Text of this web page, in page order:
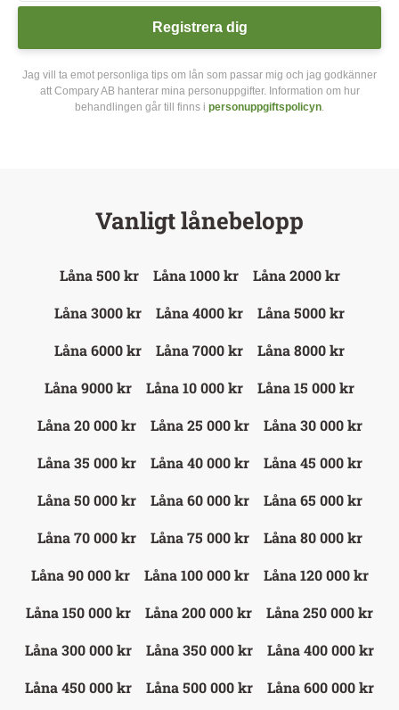
Registrera dig
Jag vill ta emot personliga tips om lån som passar mig och jag godkänner
att Compary AB hanterar mina personuppgifter. Information om hur
behandlingen går till finns i personuppgiftspolicyn
Vanligt lånebelopp
Låna 500 kr Låna 1000 kr
Låna 2000 kr
Låna 3000 kr
Låna 4000 kr
Låna 5000 kr
Låna 6000 kr
Låna 7000 kr
Låna 8000 kr
Låna 9000 kr
Låna 10 000 kr
Låna 15 000 kr
Låna 20 000 kr
Låna 25 000 kr
Låna 30 000 kr
Låna 35 000 kr
Låna 40 000 kr
Låna 45 000 kr
Låna 50 000 kr
Låna 60 000 kr
Låna 65 000 kr
Låna 70 000 kr
Låna 75 000 kr
Låna 80 000 kr
Låna 90 000 kr
Låna 100 000 kr
Låna 120 000 kr
Låna 150 000 kr
Låna 200 000 kr
Låna 250 000 kr
Låna 300 000 kr
Låna 350 000 kr
Låna 400 000 kr
Låna 450 000 kr
Låna 500 000 kr
Låna 600 000 kr